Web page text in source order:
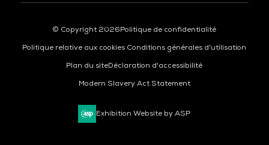
© Copyright 2026Politique de confidentialité
Politique relative aux cookies Conditions générales d'utilisation
Plan du siteDéclaration d'accessibilité
Modern Slavery Act Statement
Exhibition Website by ASP